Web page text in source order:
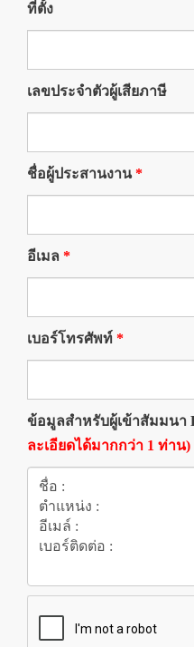
ที่ตั้ง
เลขประจำตัวผู้เสียภาษี
ชื่อผู้ประสานงาน*
อีเมล *
เบอร์โทรศัพท์ *
ข้อมูลสำหรับผู้เข้าสัมมนา
ละเอียดได้มากกว่า 1 ท่าน